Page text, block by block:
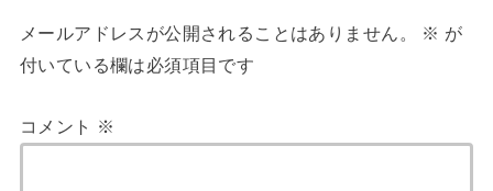
メールアドレスが公開されることはありません。 ※ が
付いている欄は必須項目です
コメント ※